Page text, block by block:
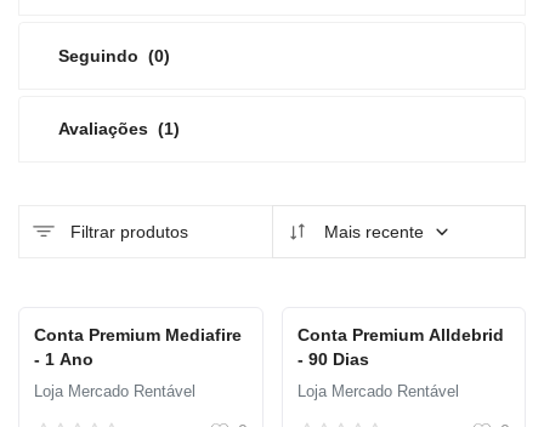
Seguindo (0)
Avaliações (1)
Filtrar produtos Mais recente
Conta Premium Mediafire
- 1 Ano
Loja Mercado Rentável
Conta Premium Alldebrid
- 90 Dias
Loja Mercado Rentável